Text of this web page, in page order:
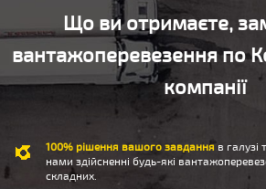
Що ви отримаєте,
вантажоперевезення по
компанії
100% рішення вашого завданняв галузі
нами здійсненні будь-які
складних.